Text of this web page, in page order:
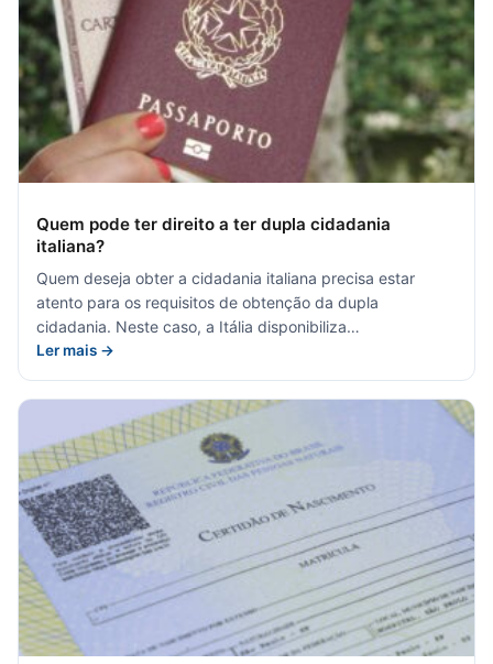
Quem pode ter direito a ter dupla cidadania
italiana?
Quem deseja obter a cidadania italiana precisa estar
atento para os requisitos de obtenção da dupla
cidadania. Neste caso, a Itália disponibiliza…
Ler mais →